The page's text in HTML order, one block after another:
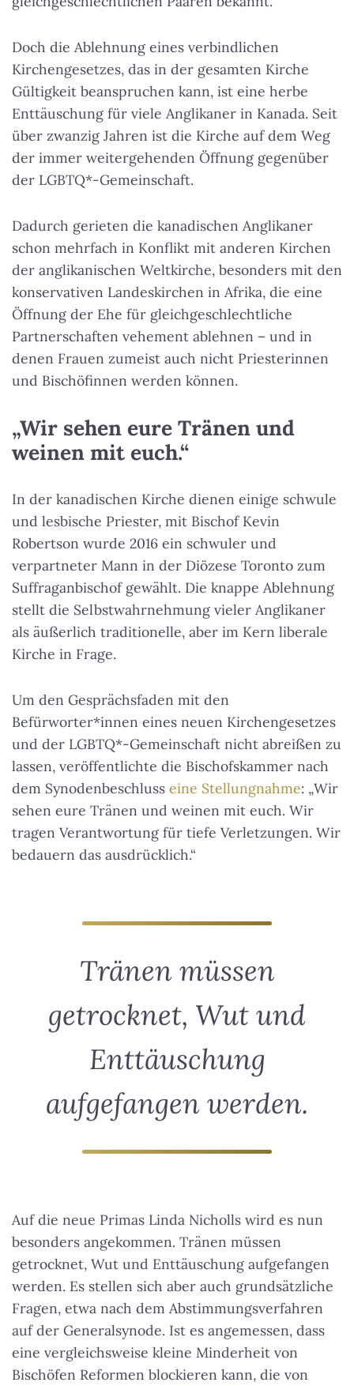
Doch die Ablehnung eines verbindlichen
Kirchengesetzes, das in der gesamten Kirche
Gültigkeit beanspruchen kann, ist eine herbe
Enttäuschung für viele Anglikaner in Kanada. Seit
über zwanzig Jahren ist die Kirche auf dem Weg
der immer weitergehenden Öffnung gegenüber
der LGBTQ*-Gemeinschaft.
Dadurch gerieten die kanadischen Anglikaner
schon mehrfach in Konflikt mit anderen Kirchen
der anglikanischen Weltkirche, besonders mit den
konservativen Landeskirchen in Afrika, die eine
Öffnung der Ehe für gleichgeschlechtliche
Partnerschaften vehement ablehnen – und in
denen Frauen zumeist auch nicht Priesterinnen
und Bischöfinnen werden können.
„Wir sehen eure Tränen und
weinen mit euch.“
In der kanadischen Kirche dienen einige schwule
und lesbische Priester, mit Bischof Kevin
Robertson wurde 2016 ein schwuler und
verpartneter Mann in der Diözese Toronto zum
Suffraganbischof gewählt. Die knappe Ablehnung
stellt die Selbstwahrnehmung vieler Anglikaner
als äußerlich traditionelle, aber im Kern liberale
Kirche in Frage.
Um den Gesprächsfaden mit den
Befürworter*innen eines neuen Kirchengesetzes
und der LGBTQ*-Gemeinschaft nicht abreißen zu
lassen, veröffentlichte die Bischofskammer nach
dem Synodenbeschluss eine Stellungnahme: „Wir
sehen eure Tränen und weinen mit euch. Wir
tragen Verantwortung für tiefe Verletzungen. Wir
bedauern das ausdrücklich.“
Tränen müssen
getrocknet, Wut und
Enttäuschung
aufgefangen werden.
Auf die neue Primas Linda Nicholls wird es nun
besonders angekommen. Tränen müssen
getrocknet, Wut und Enttäuschung aufgefangen
werden. Es stellen sich aber auch grundsätzliche
Fragen, etwa nach dem Abstimmungsverfahren
auf der Generalsynode. Ist es angemessen, dass
eine vergleichsweise kleine Minderheit von
Bischöfen Reformen blockieren kann, die von